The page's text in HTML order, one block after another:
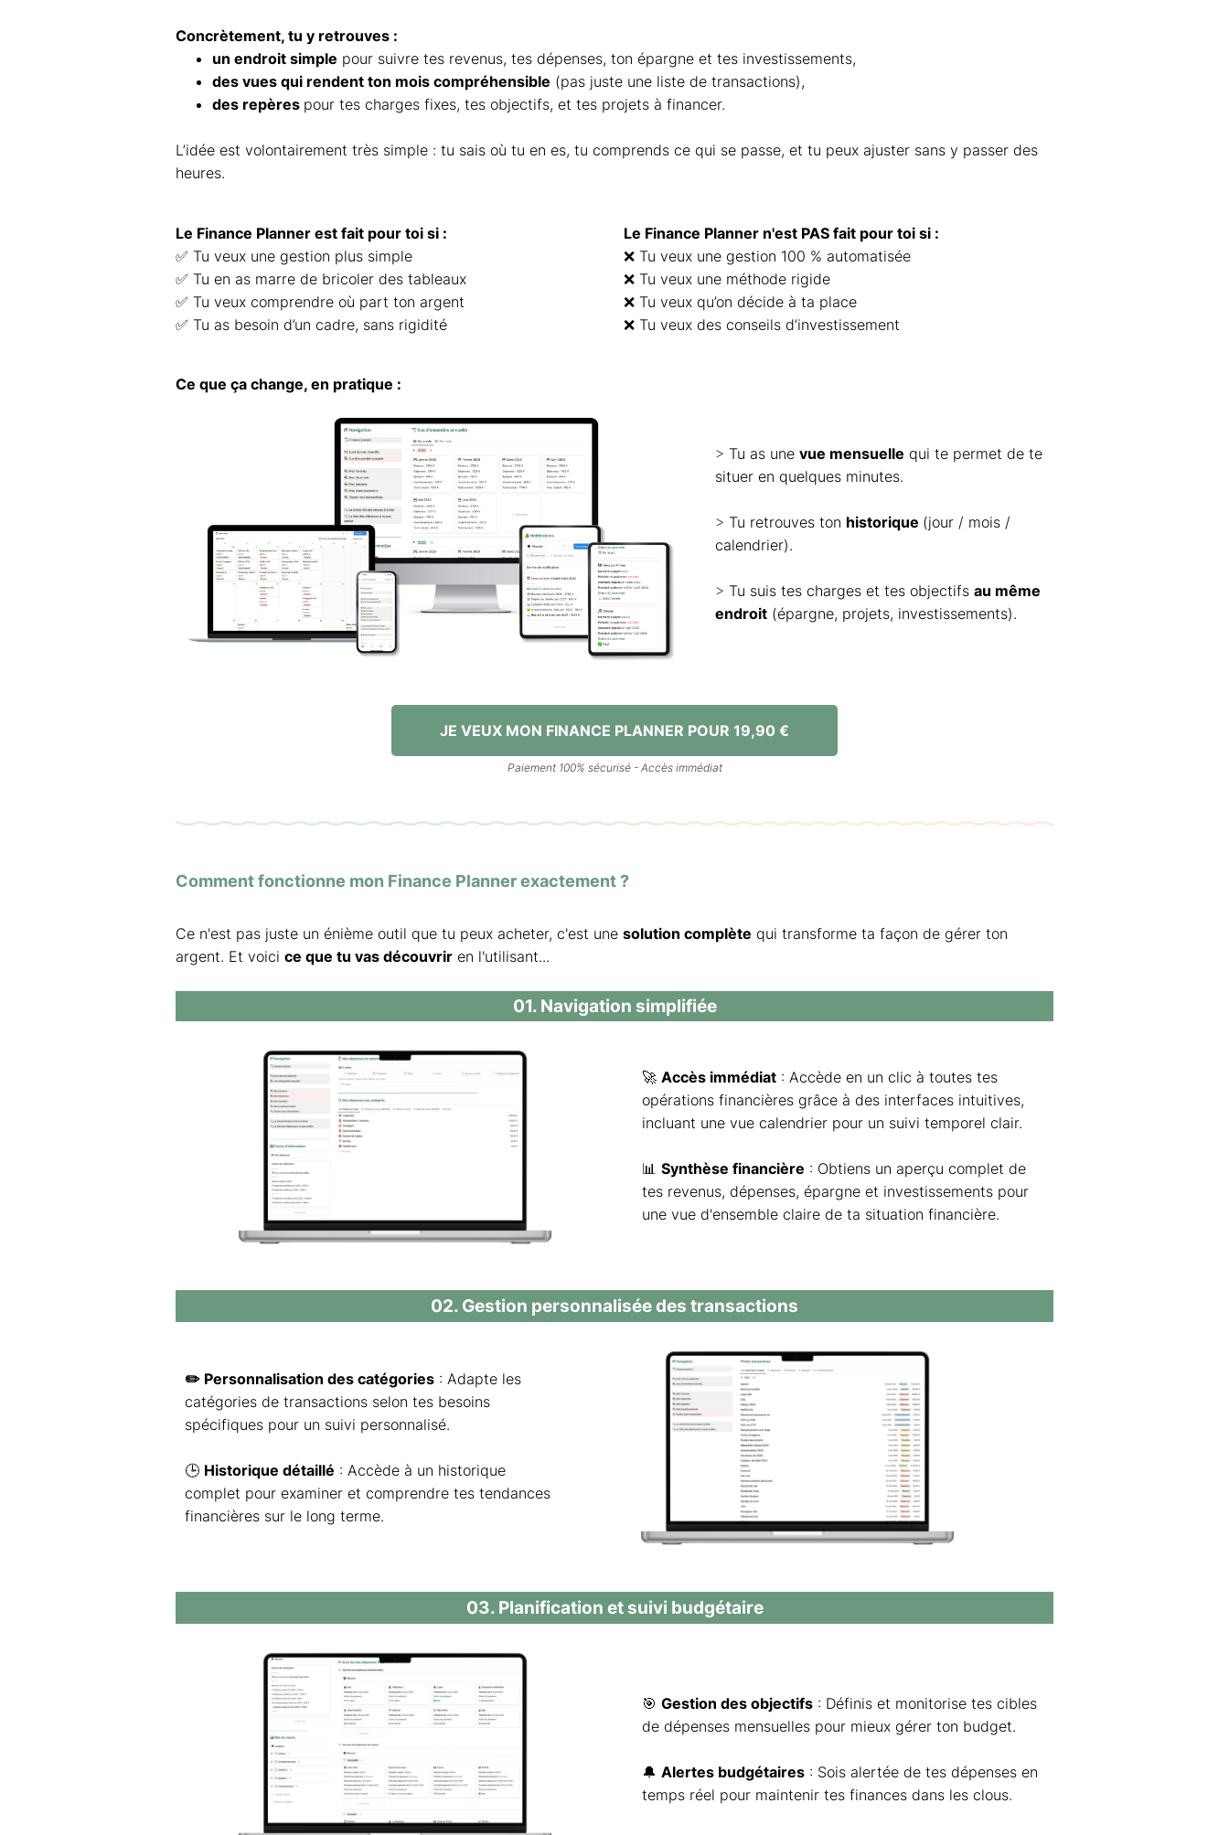
Concrètement, tu y retrouves :
un endroit simple pour suivre tes revenus, tes dépenses, ton épargne et tes investissements,
des vues qui rendent ton mois compréhensible (pas juste une liste de transactions),
des repères pour tes charges fixes, tes objectifs, et tes projets à financer.
L’idée est volontairement très simple : tu sais où tu en es, tu comprends ce qui se passe, et tu peux ajuster sans y passer des
heures.
Le Finance Planner est fait pour toi si :
✅ Tu veux une gestion plus simple
✅ Tu en as marre de bricoler des tableaux
✅ Tu veux comprendre où part ton argent
✅ Tu as besoin d’un cadre, sans rigidité
Le Finance Planner n'est PAS fait pour toi si :
❌ Tu veux une gestion 100 % automatisée
❌ Tu veux une méthode rigide
❌ Tu veux qu’on décide à ta place
❌ Tu veux des conseils d’investissement
Ce que ça change, en pratique :
> Tu as une vue mensuelle qui te permet de te
situer en quelques minutes.
> Tu retrouves ton historique (jour / mois /
calendrier).
> Tu suis tes charges et tes objectifs au même
endroit (épargne, projets, investissements).
JE VEUX MON FINANCE PLANNER POUR 19,90 €
Paiement 100% sécurisé - Accès immédiat
Comment fonctionne mon Finance Planner exactement ?
Ce n'est pas juste un énième outil que tu peux acheter, c'est une solution complète qui transforme ta façon de gérer ton
argent. Et voici ce que tu vas découvrir en l'utilisant...
01. Navigation simplifiée
🚀 Accès immédiat : Accède en un clic à toutes tes
opérations financières grâce à des interfaces intuitives,
incluant une vue calendrier pour un suivi temporel clair.
📊 Synthèse financière : Obtiens un aperçu complet de
tes revenus, dépenses, épargne et investissements pour
une vue d'ensemble claire de ta situation financière.
02. Gestion personnalisée des transactions
✏️ Personnalisation des catégories : Adapte les
catégories de transactions selon tes besoins
spécifiques pour un suivi personnalisé.
🕒 Historique détaillé : Accède à un historique
complet pour examiner et comprendre tes tendances
financières sur le long terme.
03. Planification et suivi budgétaire
🎯 Gestion des objectifs : Définis et monitorise tes cibles
de dépenses mensuelles pour mieux gérer ton budget.
🔔 Alertes budgétaires : Sois alertée de tes dépenses en
temps réel pour maintenir tes finances dans les clous.